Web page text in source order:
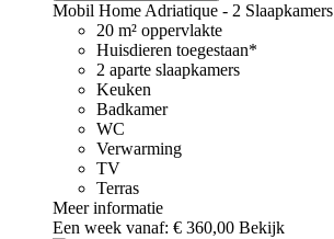
Mobil Home Adriatique - 2 Slaapkamers
20 m² oppervlakte
Huisdieren toegestaan*
2 aparte slaapkamers
Keuken
Badkamer
WC
Verwarming
TV
Terras
Meer informatie
Een week vanaf: € 360,00 Bekijk